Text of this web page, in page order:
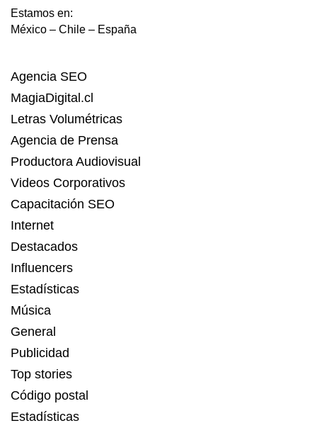
Estamos en:
México – Chile – España
Agencia SEO
MagiaDigital.cl
Letras Volumétricas
Agencia de Prensa
Productora Audiovisual
Videos Corporativos
Capacitación SEO
Internet
Destacados
Influencers
Estadísticas
Música
General
Publicidad
Top stories
Código postal
Estadísticas